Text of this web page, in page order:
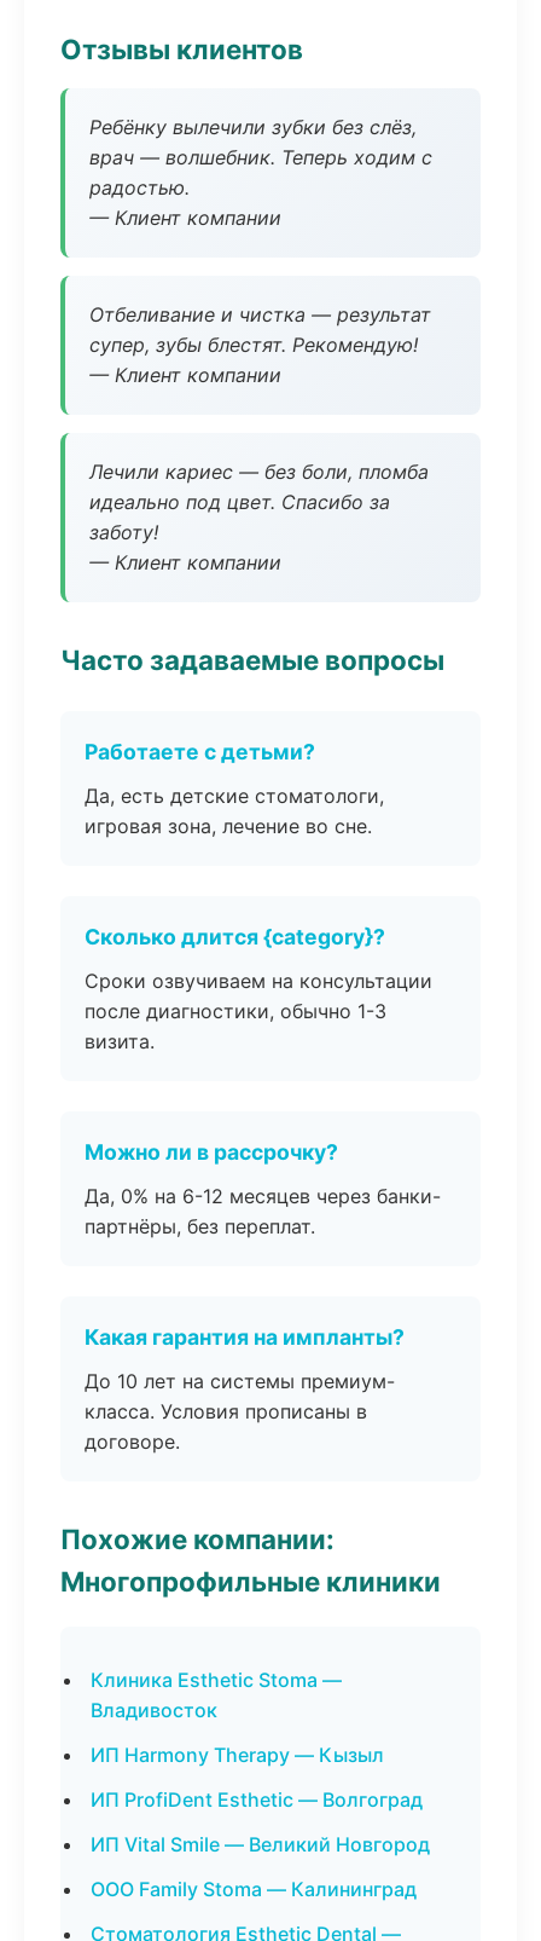
Отзывы клиентов
Ребёнку вылечили зубки без слёз,
врач — волшебник. Теперь ходим с
радостью.
— Клиент компании
Отбеливание и чистка — результат
супер, зубы блестят. Рекомендую!
— Клиент компании
Лечили кариес — без боли, пломба
идеально под цвет. Спасибо за
заботу!
— Клиент компании
Часто задаваемые вопросы
Работаете с детьми?
Да, есть детские стоматологи,
игровая зона, лечение во сне.
Сколько длится {category}?
Сроки озвучиваем на консультации
после диагностики, обычно 1-3
визита.
Можно ли в рассрочку?
Да, 0% на 6-12 месяцев через банки-
партнёры, без переплат.
Какая гарантия на импланты?
До 10 лет на системы премиум-
класса. Условия прописаны в
договоре.
Похожие компании:
Многопрофильные клиники
Клиника Esthetic Stoma —
Владивосток
ИП Harmony Therapy — Кызыл
ИП ProfiDent Esthetic — Волгоград
ИП Vital Smile — Великий Новгород
ООО Family Stoma — Калининград
Стоматология Esthetic Dental —